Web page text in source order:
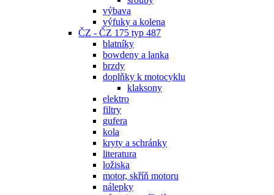
výbava
výfuky a kolena
ČZ - ČZ 175 typ 487
blatníky
bowdeny a lanka
brzdy
doplňky k motocyklu
klaksony
elektro
filtry
gufera
kola
kryty a schránky
literatura
ložiska
motor, skříň motoru
nálepky